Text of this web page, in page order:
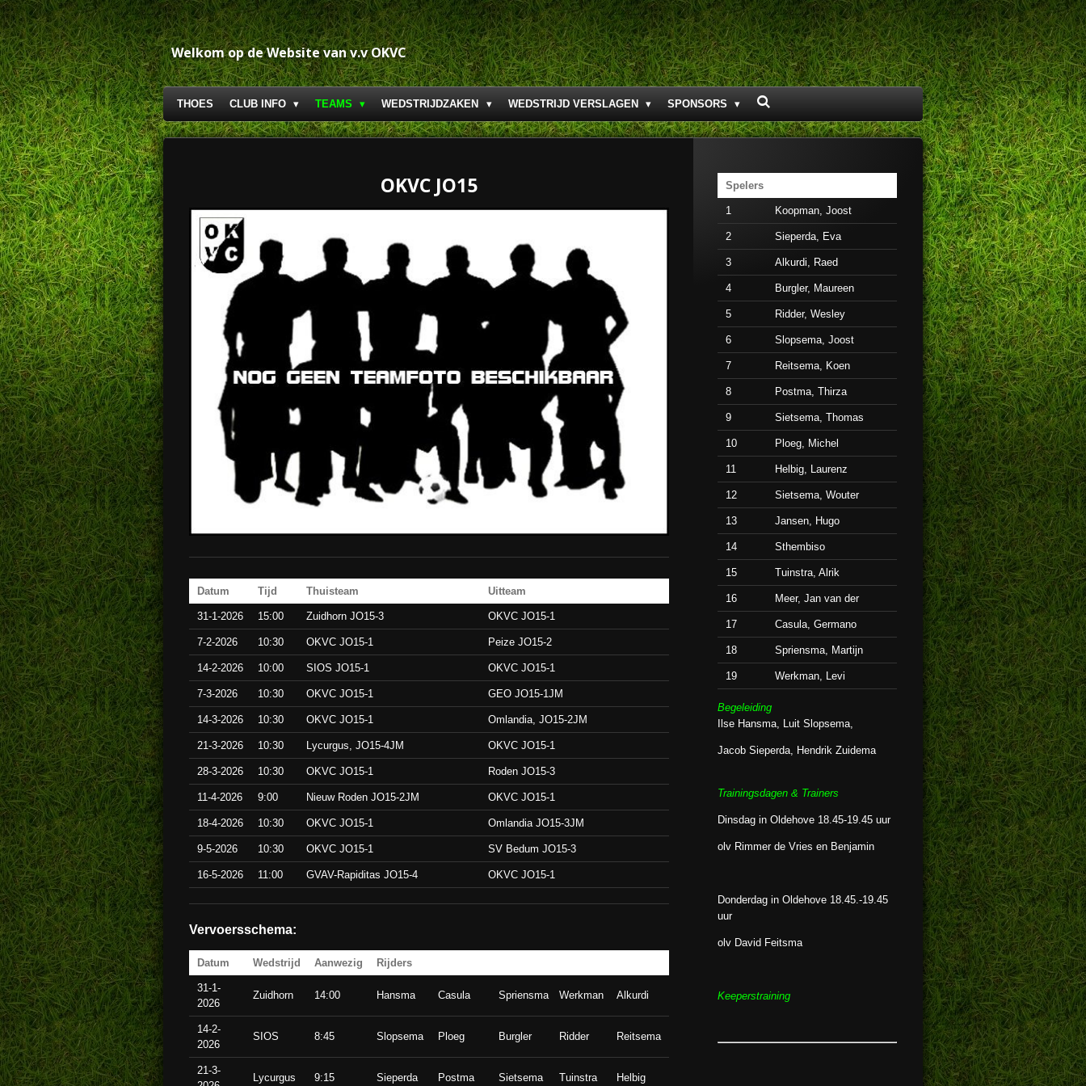
Ga
direct
naar
de
hoofdinhoud
Welkom op de Website van v.v OKVC
THOES CLUB INFO TEAMS WEDSTRIJDZAKEN WEDSTRIJD VERSLAGEN SPONSORS
OKVC JO15
Datum Tijd Thuisteam Uitteam
31-1-2026 15:00 Zuidhorn JO15-3 OKVC JO15-1
7-2-2026 10:30 OKVC JO15-1 Peize JO15-2
14-2-2026 10:00 SIOS JO15-1 OKVC JO15-1
7-3-2026 10:30 OKVC JO15-1 GEO JO15-1JM
14-3-2026 10:30 OKVC JO15-1 Omlandia, JO15-2JM
21-3-2026 10:30 Lycurgus, JO15-4JM OKVC JO15-1
28-3-2026 10:30 OKVC JO15-1 Roden JO15-3
11-4-2026 9:00 Nieuw Roden JO15-2JM OKVC JO15-1
18-4-2026 10:30 OKVC JO15-1 Omlandia JO15-3JM
9-5-2026 10:30 OKVC JO15-1 SV Bedum JO15-3
16-5-2026 11:00 GVAV-Rapiditas JO15-4 OKVC JO15-1
Vervoersschema:
Datum Wedstrijd Aanwezig Rijders
31-1-
2026
Zuidhorn 14:00 Hansma Casula Spriensma Werkman Alkurdi
14-2-
2026
SIOS 8:45 Slopsema Ploeg Burgler Ridder Reitsema
21-3-
Lycurgus 9:15 Sieperda Postma Sietsema Tuinstra Helbig
Spelers
1 Koopman, Joost
2 Sieperda, Eva
3 Alkurdi, Raed
4 Burgler, Maureen
5 Ridder, Wesley
6 Slopsema, Joost
7 Reitsema, Koen
8 Postma, Thirza
9 Sietsema, Thomas
10 Ploeg, Michel
11 Helbig, Laurenz
12 Sietsema, Wouter
13 Jansen, Hugo
14 Sthembiso
15 Tuinstra, Alrik
16 Meer, Jan van der
17 Casula, Germano
18 Spriensma, Martijn
19 Werkman, Levi
Begeleiding
Ilse Hansma, Luit Slopsema,
Jacob Sieperda, Hendrik Zuidema
Trainingsdagen & Trainers
Dinsdag in Oldehove 18.45-19.45 uur
olv Rimmer de Vries en Benjamin
Donderdag in Oldehove 18.45.-19.45
uur
olv David Feitsma
Keeperstraining